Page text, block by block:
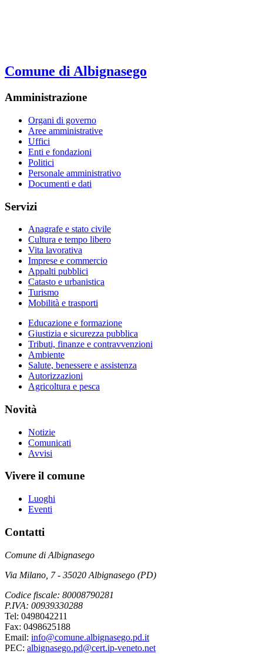
Comune di Albignasego
Amministrazione
Organi di governo
Aree amministrative
Uffici
Enti e fondazioni
Politici
Personale amministrativo
Documenti e dati
Servizi
Anagrafe e stato civile
Cultura e tempo libero
Vita lavorativa
Imprese e commercio
Appalti pubblici
Catasto e urbanistica
Turismo
Mobilità e trasporti
Educazione e formazione
Giustizia e sicurezza pubblica
Tributi, finanze e contravvenzioni
Ambiente
Salute, benessere e assistenza
Autorizzazioni
Agricoltura e pesca
Novità
Notizie
Comunicati
Avvisi
Vivere il comune
Luoghi
Eventi
Contatti
Comune di Albignasego
Via Milano, 7 - 35020 Albignasego (PD)
Codice fiscale: 80008790281
P.IVA: 00939330288
Tel: 0498042211
Fax: 0498625188
Email: info@comune.albignasego.pd.it
PEC: albignasego.pd@cert.ip-veneto.net